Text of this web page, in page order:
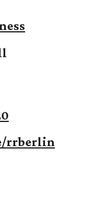
rrberlin